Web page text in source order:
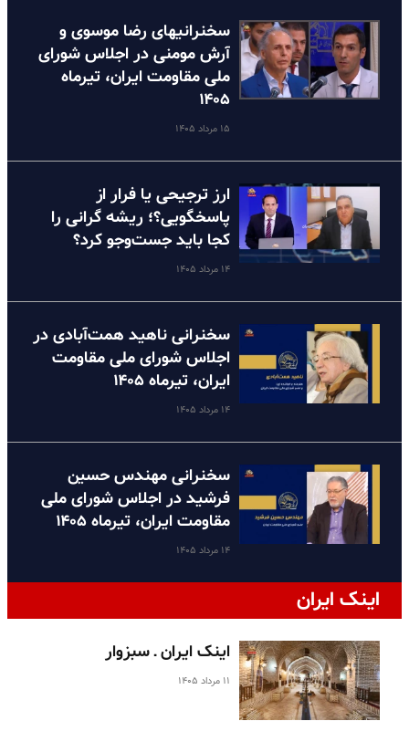
سخنرانیهای رضا موسوی و
آرش مومنی در اجلاس شورای
ملی مقاومت ایران، تیرماه
۱۴۰۵
۱۵ مرداد ۱۴۰۵
ارز ترجیحی یا فرار از
پاسخگویی؟؛ ریشه گرانی را
کجا باید جست‌وجو کرد؟
۱۴ مرداد ۱۴۰۵
سخنرانی ناهید همت‌آبادی در
اجلاس شورای ملی مقاومت
ایران، تیرماه ۱۴۰۵
۱۴ مرداد ۱۴۰۵
سخنرانی مهندس حسین
فرشید در اجلاس شورای ملی
مقاومت ایران، تیرماه ۱۴۰۵
۱۴ مرداد ۱۴۰۵
اینک ایران
اینک ایران ـ سبزوار
۱۱ مرداد ۱۴۰۵